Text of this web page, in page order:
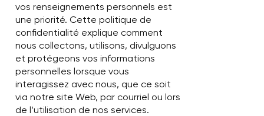
vos renseignements personnels est
une priorité. Cette politique de
confidentialité explique comment
nous collectons, utilisons, divulguons
et protégeons vos informations
personnelles lorsque vous
interagissez avec nous, que ce soit
via notre site Web, par courriel ou lors
de l’utilisation de nos services.